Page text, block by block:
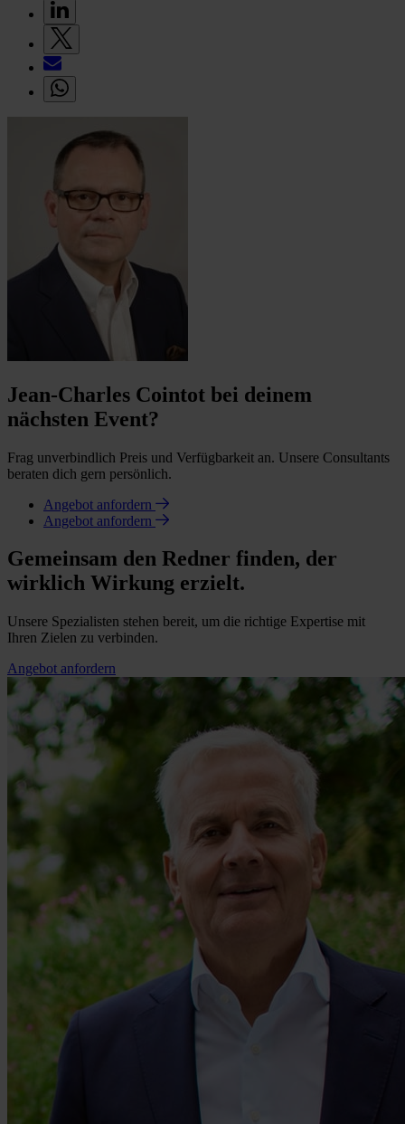
Jean-Charles Cointot bei deinem
nächsten Event?
Frag unverbindlich Preis und Verfügbarkeit an. Unsere Consultants
beraten dich gern persönlich.
Angebot anfordern
Angebot anfordern
Gemeinsam den Redner finden, der
wirklich Wirkung erzielt.
Unsere Spezialisten stehen bereit, um die richtige Expertise mit
Ihren Zielen zu verbinden.
Angebot anfordern